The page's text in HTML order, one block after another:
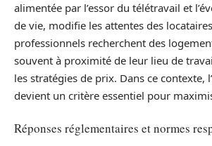
alimentée par l’essor du télétravail et
de vie, modifie les attentes des
professionnels recherchent des
souvent à proximité de leur lieu de
les stratégies de prix. Dans ce contexte,
devient un critère essentiel pour
Réponses réglementaires et normes